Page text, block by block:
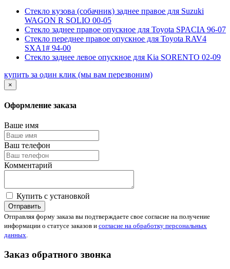
Стекло кузова (собачник) заднее правое для Suzuki
WAGON R SOLIO 00-05
Стекло заднее правое опускное для Toyota SPACIA 96-07
Стекло переднее правое опускное для Toyota RAV4
SXA1# 94-00
Стекло заднее левое опускное для Kia SORENTO 02-09
купить за один клик (мы вам перезвоним)
×
Оформление заказа
Ваше имя
Ваш телефон
Комментарий
Купить с установкой
Отправить
Отправляя форму заказа вы подтверждаете свое согласие на получение
информации о статусе заказов и согласие на обработку персональных
данных.
Заказ обратного звонка